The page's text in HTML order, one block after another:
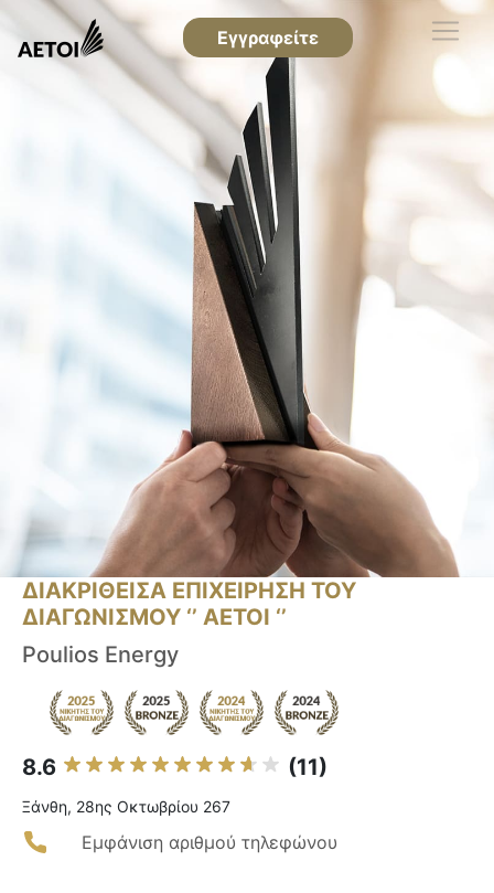
Εγγραφείτε
ΔΙΑΚΡΙΘΕΙΣΑ ΕΠΙΧΕΙΡΗΣΗ ΤΟΥ
ΔΙΑΓΩΝΙΣΜΟΥ ‘’ ΑΕΤΟΙ ‘’
Poulios Energy
8.6 (11)
Ξάνθη, 28ης Οκτωβρίου 267
Εμφάνιση αριθμού τηλεφώνου